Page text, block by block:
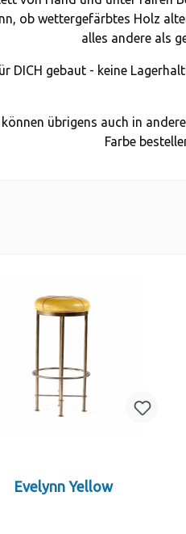
ob wettergefärbtes Holz
alles andere als
DICH gebaut - keine
übrigens auch in
Farbe
Evelynn Yellow